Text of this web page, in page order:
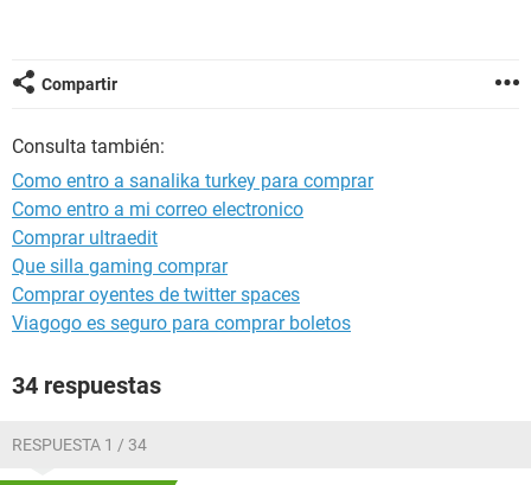
Compartir
Consulta también:
Como entro a sanalika turkey para comprar
Como entro a mi correo electronico
Comprar ultraedit
Que silla gaming comprar
Comprar oyentes de twitter spaces
Viagogo es seguro para comprar boletos
34 respuestas
RESPUESTA 1 / 34